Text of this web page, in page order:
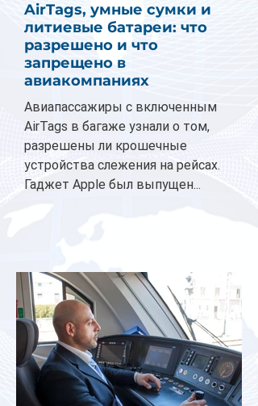
AirTags, умные сумки и
литиевые батареи: что
разрешено и что
запрещено в
авиакомпаниях
Авиапассажиры с включенным
AirTags в багаже узнали о том,
разрешены ли крошечные
устройства слежения на рейсах.
Гаджет Apple был выпущен...